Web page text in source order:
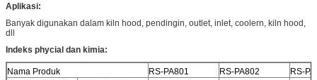
Aplikasi:
Banyak digunakan dalam kiln hood, pendingin, outlet, inlet, coolern, kiln hood,
dll
Indeks phycial dan kimia:
Nama Produk RS-PA801 RS-PA802
RS-